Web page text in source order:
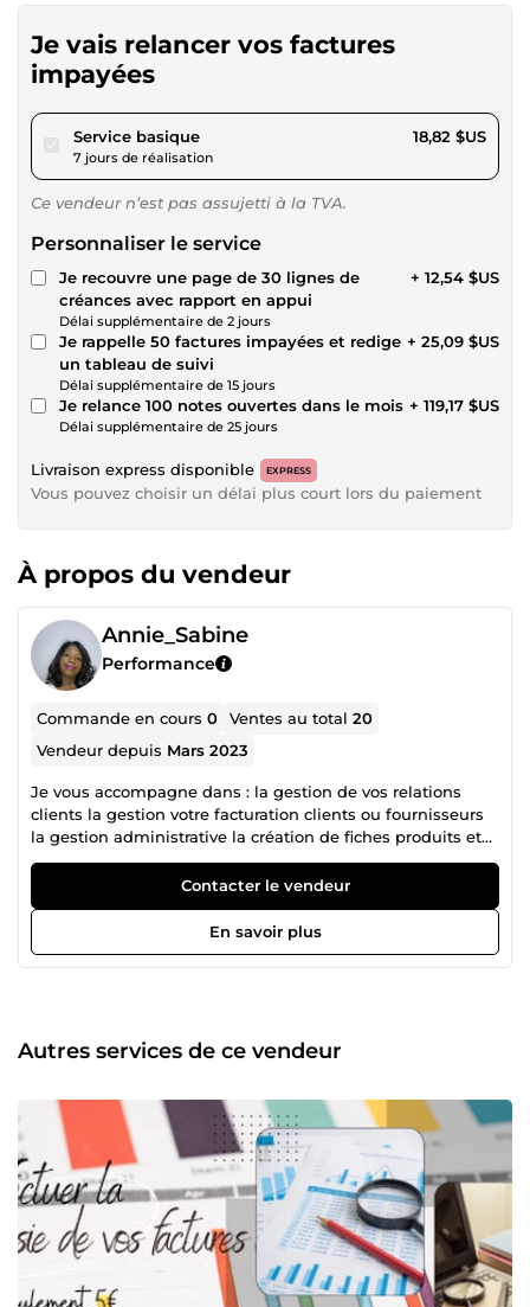
Je vais relancer vos factures
impayées
Service basiquepour 17,34 $US
7 jours de réalisation
18,82 $US
Ce vendeur n’est pas assujetti à la TVA.
Personnaliser le service
Je recouvre une page de 30 lignes de
créances avec rapport en appui
Délai supplémentaire de 2 jours
+ 12,54 $US
Je rappelle 50 factures impayées et redige
un tableau de suivi
Délai supplémentaire de 15 jours
+ 25,09 $US
Je relance 100 notes ouvertes dans le mois
Délai supplémentaire de 25 jours
+ 119,17 $US
Livraison express disponible EXPRESS
Vous pouvez choisir un délai plus court lors du paiement
À propos du vendeur
Annie_Sabine
Performance
Commande en cours0 Ventes au total20
Vendeur depuis Mars 2023
Je vous accompagne dans : la gestion de vos relations
clients la gestion votre facturation clients ou fournisseurs
la gestion administrative la création de fiches produits et
intégrations produits sur les tunnels de ventes la
recherche de biens sur les sites le recouvrement de vos
factures échues -la gestion de vos planning de réservation
Contacter le vendeur
En savoir plus
Autres services de ce vendeur